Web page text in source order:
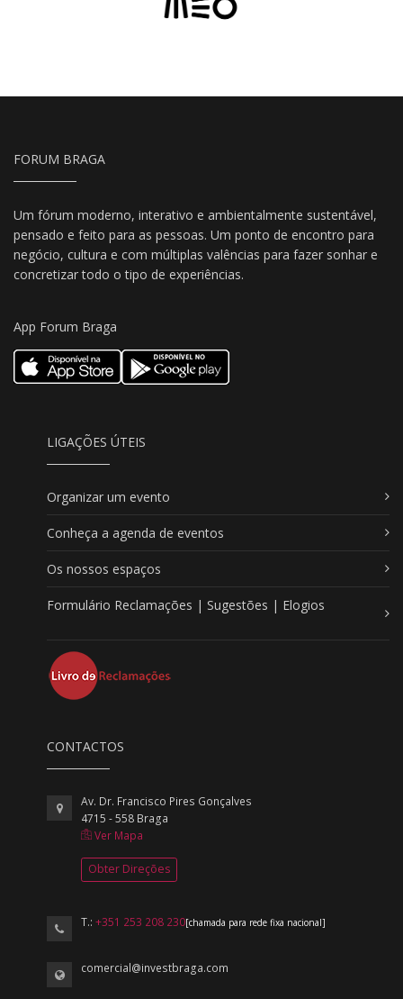
FORUM BRAGA
Um fórum moderno, interativo e ambientalmente sustentável,
pensado e feito para as pessoas. Um ponto de encontro para
negócio, cultura e com múltiplas valências para fazer sonhar e
concretizar todo o tipo de experiências.
App Forum Braga
LIGAÇÕES ÚTEIS
Organizar um evento
Conheça a agenda de eventos
Os nossos espaços
Formulário Reclamações | Sugestões | Elogios
CONTACTOS
Av. Dr. Francisco Pires Gonçalves
4715 - 558 Braga
Ver Mapa
Obter Direções
T.:+351 253 208 230[chamada para rede fixa nacional]
comercial@investbraga.com